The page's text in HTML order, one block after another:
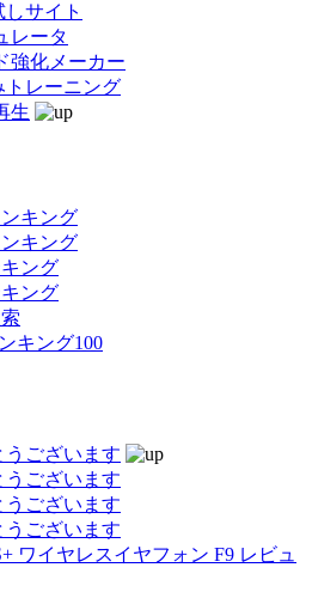
サイト
レータ
強化メーカー
トレーニング
生
キング
キング
ング
ング
キング100
うございます
うございます
うございます
うございます
ワイヤレスイヤフォン F9 レビュ